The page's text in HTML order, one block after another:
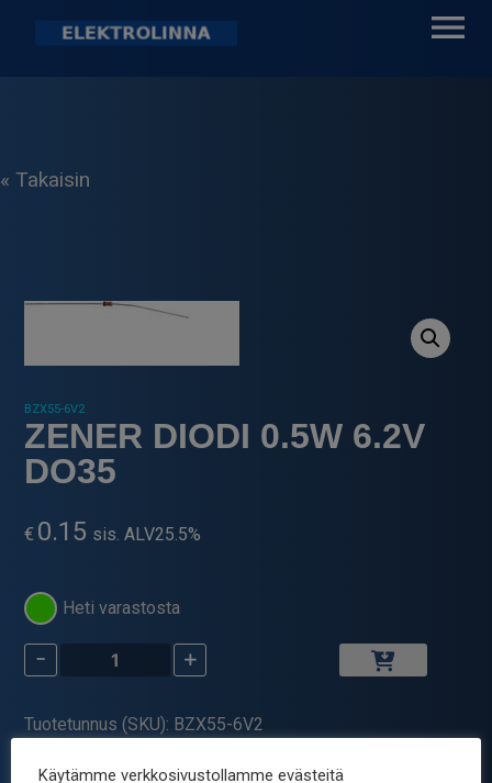
« Takaisin
BZX55-6V2
ZENER DIODI 0.5W 6.2V
DO35
€ 0.15 sis. ALV25.5%
Heti varastosta
-
ZENER
DIODI
6.2V
+
Tuotetunnus (SKU): BZX55-6V2
Avainsana tuotteellediodi
Käytämme verkkosivustollamme evästeitä